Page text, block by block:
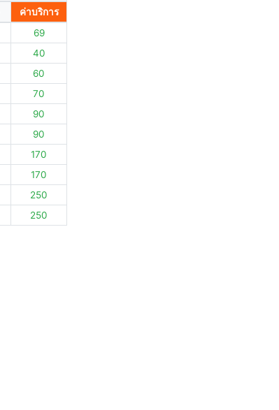
ค่าบริการ
69
40
60
70
90
90
170
170
250
250